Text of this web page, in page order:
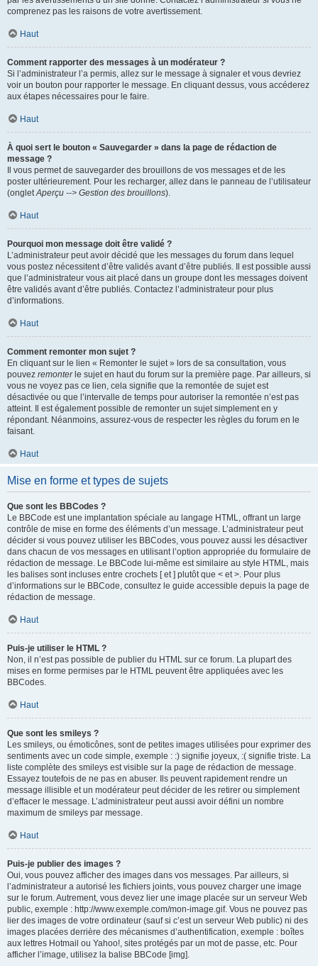
comprenez pas les raisons de votre avertissement.
Haut
Comment rapporter des messages à un modérateur ?
Si l’administrateur l’a permis, allez sur le message à signaler et vous devriez
voir un bouton pour rapporter le message. En cliquant dessus, vous accéderez
aux étapes nécessaires pour le faire.
Haut
À quoi sert le bouton « Sauvegarder » dans la page de rédaction de
message ?
Il vous permet de sauvegarder des brouillons de vos messages et de les
poster ultérieurement. Pour les recharger, allez dans le panneau de l’utilisateur
(ongletAperçu --> Gestion des brouillons).
Haut
Pourquoi mon message doit être validé ?
L’administrateur peut avoir décidé que les messages du forum dans lequel
vous postez nécessitent d’être validés avant d’être publiés. Il est possible aussi
que l’administrateur vous ait placé dans un groupe dont les messages doivent
être validés avant d’être publiés. Contactez l’administrateur pour plus
d’informations.
Haut
Comment remonter mon sujet ?
En cliquant sur le lien « Remonter le sujet » lors de sa consultation, vous
pouvez remonterle sujet en haut du forum sur la première page. Par ailleurs, si
vous ne voyez pas ce lien, cela signifie que la remontée de sujet est
désactivée ou que l’intervalle de temps pour autoriser la remontée n’est pas
atteint. Il est également possible de remonter un sujet simplement en y
répondant. Néanmoins, assurez-vous de respecter les règles du forum en le
faisant.
Haut
Mise en forme et types de sujets
Que sont les BBCodes ?
Le BBCode est une implantation spéciale au langage HTML, offrant un large
contrôle de mise en forme des éléments d’un message. L’administrateur peut
décider si vous pouvez utiliser les BBCodes, vous pouvez aussi les désactiver
dans chacun de vos messages en utilisant l’option appropriée du formulaire de
rédaction de message. Le BBCode lui-même est similaire au style HTML, mais
les balises sont incluses entre crochets [ et ] plutôt que < et >. Pour plus
d’informations sur le BBCode, consultez le guide accessible depuis la page de
rédaction de message.
Haut
Puis-je utiliser le HTML ?
Non, il n’est pas possible de publier du HTML sur ce forum. La plupart des
mises en forme permises par le HTML peuvent être appliquées avec les
BBCodes.
Haut
Que sont les smileys ?
Les smileys, ou émoticônes, sont de petites images utilisées pour exprimer des
sentiments avec un code simple, exemple : :) signifie joyeux, :( signifie triste. La
liste complète des smileys est visible sur la page de rédaction de message.
Essayez toutefois de ne pas en abuser. Ils peuvent rapidement rendre un
message illisible et un modérateur peut décider de les retirer ou simplement
d’effacer le message. L’administrateur peut aussi avoir défini un nombre
maximum de smileys par message.
Haut
Puis-je publier des images ?
Oui, vous pouvez afficher des images dans vos messages. Par ailleurs, si
l’administrateur a autorisé les fichiers joints, vous pouvez charger une image
sur le forum. Autrement, vous devez lier une image placée sur un serveur Web
public, exemple : http://www.exemple.com/mon-image.gif. Vous ne pouvez pas
lier des images de votre ordinateur (sauf si c’est un serveur Web public) ni des
images placées derrière des mécanismes d’authentification, exemple : boîtes
aux lettres Hotmail ou Yahoo!, sites protégés par un mot de passe, etc. Pour
afficher l’image, utilisez la balise BBCode [img].